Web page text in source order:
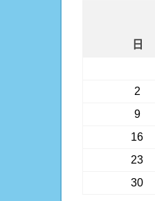
日
2
9
16
23
30